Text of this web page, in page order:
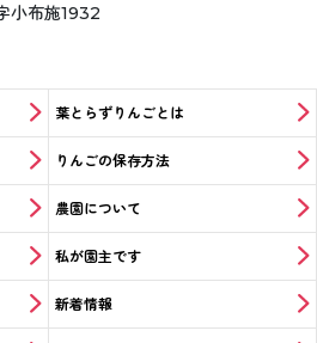
小布施1932
葉とらずりんごとは
りんごの保存方法
農園について
私が園主です
新着情報